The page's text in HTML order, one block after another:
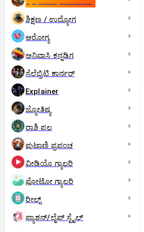
ಶಿಕ್ಷಣ / ಉದ್ಯೋಗ
ಆರೋಗ್ಯ
ಅನಿವಾಸಿ ಕನ್ನಡಿಗ
ಸೆಲೆಬ್ರಿಟಿ ಕಾರ್ನರ್‌
Explainer
ಜ್ಯೋತಿಷ್ಯ
ರಾಶಿ ಫಲ
ಪುಟಾಣಿ ಪ್ರಪಂಚ
ವೀಡಿಯೊ ಗ್ಯಾಲರಿ
ಫೋಟೋ ಗ್ಯಾಲರಿ
ರೀಲ್ಸ್
ಫ್ಯಾಶನ್/ಲೈಫ್‌ ಸ್ಟೈಲ್